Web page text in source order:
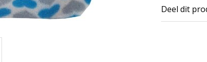
Deel dit